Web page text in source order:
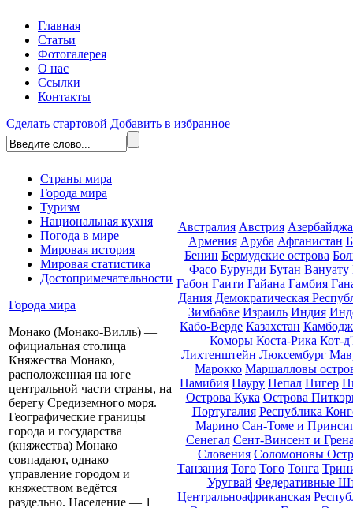
Главная
Статьи
Фотогалерея
О нас
Ссылки
Контакты
Сделать стартовой Добавить в избранное
Страны мира
Города мира
Туризм
Национальная кухня
Погода в мире
Мировая история
Мировая статистика
Достопримечательности
Города мира
Монако (Монако-Вилль) —
официальная столица
Княжества Монако,
расположенная на юге
центральной части страны, на
берегу Средиземного моря.
Географические границы
города и государства
(княжества) Монако
совпадают, однако
управление городом и
княжеством ведётся
раздельно. Население — 1
Австралия Австрия
Армения Аруба Афганистан
Бенин Бермудские острова
Фасо Бурунди Бутан Вануату
Габон Гаити Гайана Гамбия
Дания Демократическая
Зимбабве Израиль Индия
Кабо-Верде Казахстан
Коморы Коста-Рика Кот-
Лихтенштейн Люксембург
Марокко Маршалловы
Намибия Науру Непал Нигер
Острова Кука Острова
Португалия Республика
Марино Сан-Томе и
Сенегал Сент-Винсент и
Словения Соломоновы
Танзания Того Того Тонга
Уругвай Федеративные
Центральноафриканская